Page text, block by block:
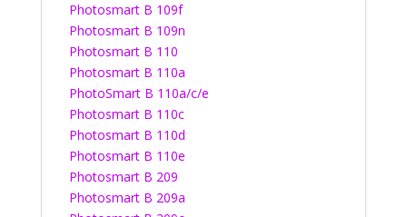
Photosmart B 109f
Photosmart B 109n
Photosmart B 110
Photosmart B 110a
PhotoSmart B 110a/c/e
Photosmart B 110c
Photosmart B 110d
Photosmart B 110e
Photosmart B 209
Photosmart B 209a